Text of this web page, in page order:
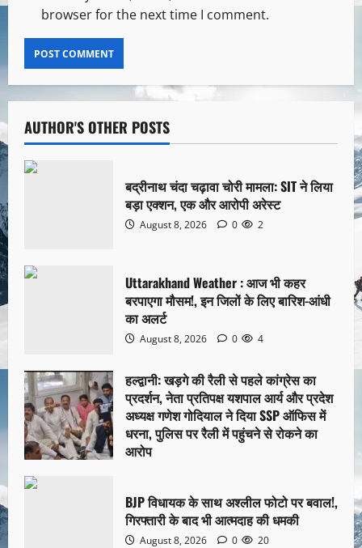
browser for the next time I comment.
AUTHOR'S OTHER POSTS
बद्रीनाथ चंदा चढ़ावा चोरी मामला: SIT ने लिया
बड़ा एक्शन, एक और आरोपी अरेस्ट
August 8, 2026 0 2
Uttarakhand Weather : आज भी कहर
बरपाएगा मौसम!, इन जिलों के लिए बारिश-आंधी
का अलर्ट
August 8, 2026 0 4
हल्द्वानी: खड़गे की रैली से पहले कांग्रेस का
प्रदर्शन, नेता प्रतिपक्ष यशपाल आर्य और प्रदेश
अध्यक्ष गणेश गोदियाल ने दिया SSP ऑफिस में
धरना, पुलिस पर रैली में पहुंचने से रोकने का
आरोप
BJP विधायक के साथ अश्लील फोटो पर बवाल!,
गिरफ्तारी के बाद भी आत्मदाह की धमकी
August 8, 2026 0 20